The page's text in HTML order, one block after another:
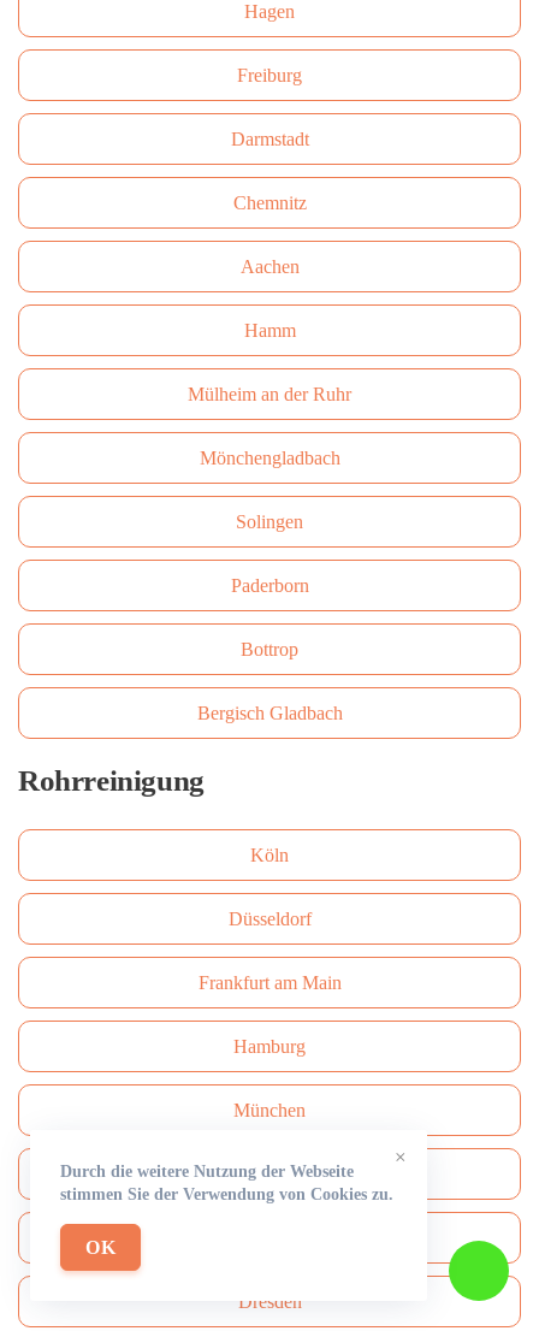
Hagen
Freiburg
Darmstadt
Сhemnitz
Aachen
Hamm
Mülheim an der Ruhr
Mönchengladbach
Solingen
Paderborn
Bottrop
Bergisch Gladbach
Rohrreinigung
Köln
Düsseldorf
Frankfurt am Main
Hamburg
München
Bielefeld
Dresden
×
Durch die weitere Nutzung der Webseite
stimmen Sie der Verwendung von Cookies zu.
OK